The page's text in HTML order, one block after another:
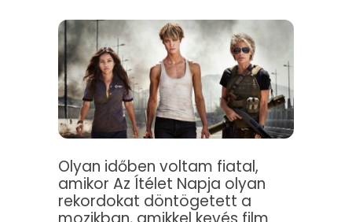
Olyan időben voltam fiatal,
amikor Az Ítélet Napja olyan
rekordokat döntögetett a